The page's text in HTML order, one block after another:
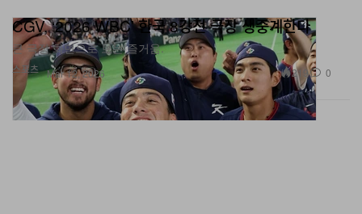
스포츠
CGV, ‘2026 WBC’ 한국 8강전 극장 생중계한다
큰 극장 화면으로 보는 즐거움.
Mar 12, 2026 219 0